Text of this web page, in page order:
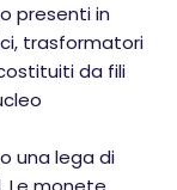
presenti in
trasformatori
da fili
una lega di